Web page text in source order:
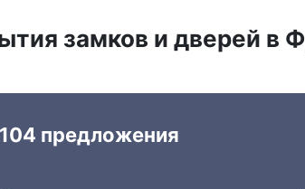
замков и дверей в
104 предложения